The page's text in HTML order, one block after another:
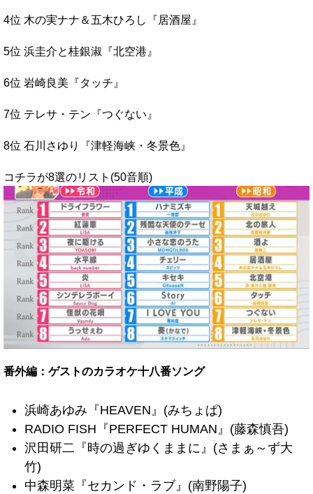
4位 木の実ナナ＆五木ひろし『居酒屋』
5位 浜圭介と桂銀淑『北空港』
6位 岩崎良美『タッチ』
7位 テレサ・テン『つぐない』
8位 石川さゆり『津軽海峡・冬景色』
コチラが8選のリスト(50音順)
番外編：ゲストのカラオケ十八番ソング
浜崎あゆみ『HEAVEN』(みちょぱ)
RADIO FISH『PERFECT HUMAN』(藤森慎吾)
沢田研二『時の過ぎゆくままに』(さまぁ～ず大
竹)
中森明菜『セカンド・ラブ』(南野陽子)